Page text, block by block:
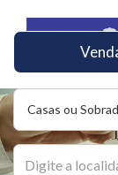
Casas ou